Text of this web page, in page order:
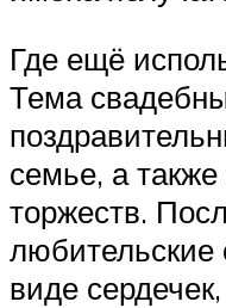
Где ещё
Тема
семье, а
торжеств.
любительские
виде